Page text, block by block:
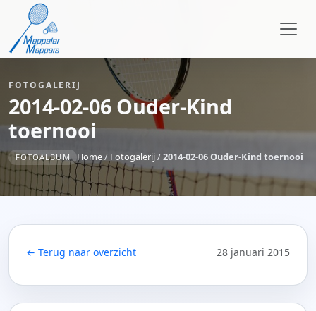
FOTOGALERIJ
2014-02-06 Ouder-Kind
toernooi
FOTOALBUM Home/ Fotogalerij/2014-02-06 Ouder-Kind toernooi
← Terug naar overzicht 28 januari 2015